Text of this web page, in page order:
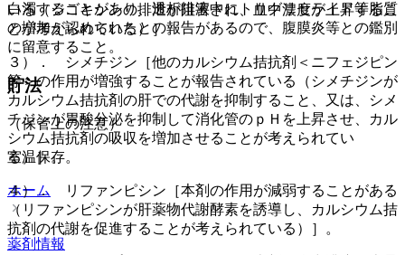
白濁することがあり、透析排液中にトリグリセライド等脂質
の増加が認められたとの報告があるので、腹膜炎等との鑑別
に留意すること。
貯法
（保管上の注意）
室温保存。
ホーム
薬剤情報
いる（ジゴキシンの排泄が阻害され、血中濃度が上昇するこ
とが考えられている）］。
３）． シメチジン［他のカルシウム拮抗剤＜ニフェジピン
等＞の作用が増強することが報告されている（シメチジンが
カルシウム拮抗剤の肝での代謝を抑制すること、又は、シメ
チジンが胃酸分泌を抑制して消化管のｐＨを上昇させ、カル
シウム拮抗剤の吸収を増加させることが考えられてい
る）］。
４）． リファンピシン［本剤の作用が減弱することがある
（リファンピシンが肝薬物代謝酵素を誘導し、カルシウム拮
抗剤の代謝を促進することが考えられている）］。